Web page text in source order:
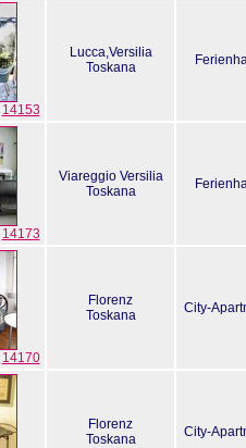
14153
Lucca,Versilia
Toskana
14173
Viareggio Versilia
Toskana
14170
Florenz
Toskana
City-
Florenz
Toskana
City-